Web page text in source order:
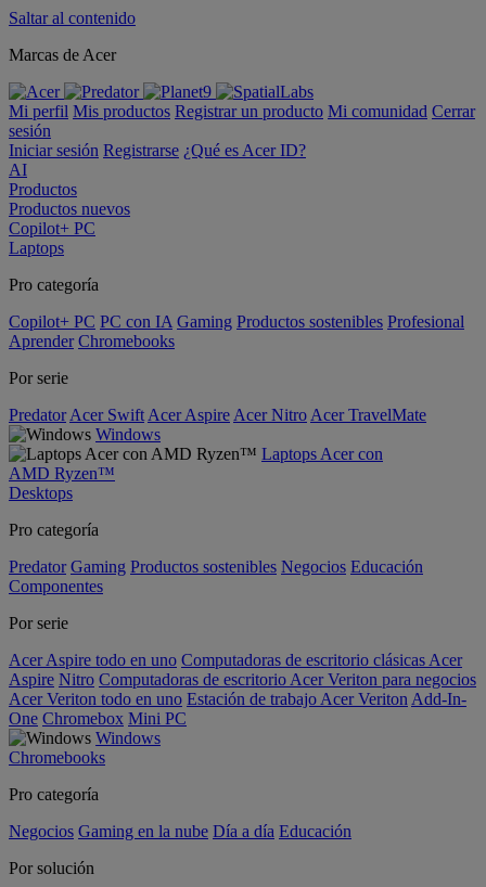
Saltar al contenido
Marcas de Acer
Mi perfil Mis productos Registrar un producto Mi comunidad Cerrar
sesión
Iniciar sesión Registrarse ¿Qué es Acer ID?
AI
Productos
Productos nuevos
Copilot+ PC
Laptops
Pro categoría
Copilot+ PC PC con IA Gaming Productos sostenibles Profesional
Aprender Chromebooks
Por serie
Predator Acer Swift Acer Aspire Acer Nitro Acer TravelMate
Windows
Laptops Acer con
AMD Ryzen™
Desktops
Pro categoría
Predator Gaming Productos sostenibles Negocios Educación
Componentes
Por serie
Acer Aspire todo en uno Computadoras de escritorio clásicas Acer
Aspire Nitro Computadoras de escritorio Acer Veriton para negocios
Acer Veriton todo en uno Estación de trabajo Acer Veriton Add-In-
One Chromebox Mini PC
Windows
Chromebooks
Pro categoría
Negocios Gaming en la nube Día a día Educación
Por solución